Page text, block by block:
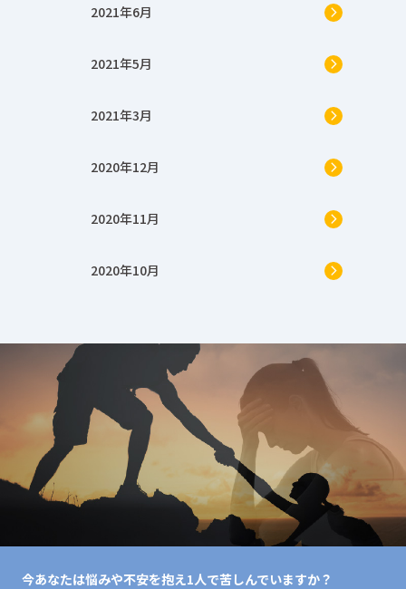
2021年6月
2021年5月
2021年3月
2020年12月
2020年11月
2020年10月
今あなたは悩みや不安を抱え1人で苦しんでいますか？